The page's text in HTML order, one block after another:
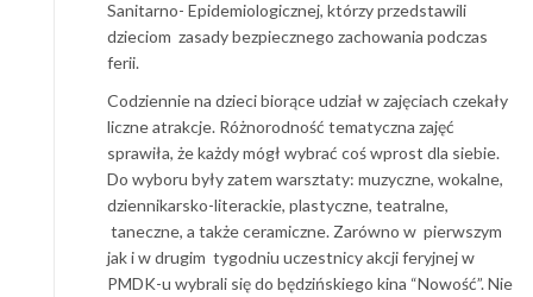
Sanitarno- Epidemiologicznej, którzy przedstawili
dzieciom zasady bezpiecznego zachowania podczas
ferii.
Codziennie na dzieci biorące udział w zajęciach czekały
liczne atrakcje. Różnorodność tematyczna zajęć
sprawiła, że każdy mógł wybrać coś wprost dla siebie.
Do wyboru były zatem warsztaty: muzyczne, wokalne,
dziennikarsko-literackie, plastyczne, teatralne,
taneczne, a także ceramiczne. Zarówno w pierwszym
jak i w drugim tygodniu uczestnicy akcji feryjnej w
PMDK-u wybrali się do będzińskiego kina “Nowość”. Nie